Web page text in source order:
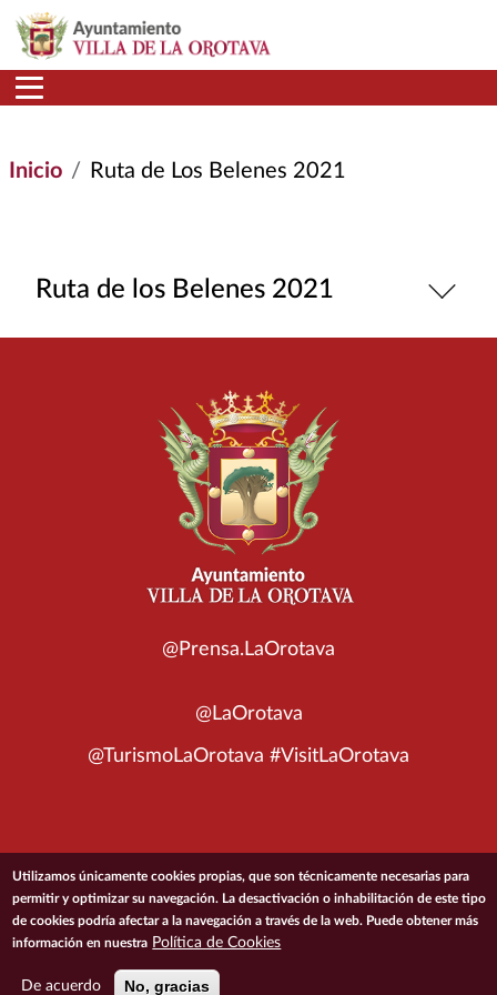
Pasar al contenido principal
Inicio Ruta de Los Belenes 2021
Ruta de los Belenes 2021
@Prensa.LaOrotava
@LaOrotava
@TurismoLaOrotava #VisitLaOrotava
© 2026 Ayuntamiento de la Villa de La Orotava
ACCESIBILIDADCONDICIONES DE USOPOLÍTICA DE PRIVACIDAD
Utilizamos únicamente cookies propias, que son técnicamente necesarias para
permitir y optimizar su navegación. La desactivación o inhabilitación de este tipo
de cookies podría afectar a la navegación a través de la web. Puede obtener más
información en nuestra Política de Cookies
De acuerdo No, gracias